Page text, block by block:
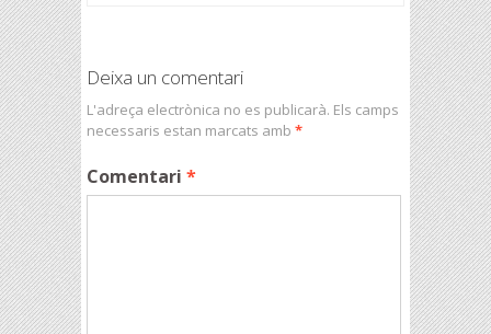
Deixa un comentari
L'adreça electrònica no es publicarà. Els camps
necessaris estan marcats amb *
Comentari *